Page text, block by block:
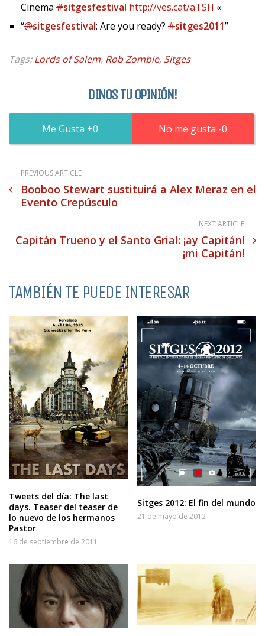
Cinema #sitgesfestival http://ves.cat/aTSH «
“@sitgesfestival: Are you ready? #sitges2011”
Tags:Lords of Salem, Rob Zombie, Sitges
DINOS TU OPINIÓN!
0 0
PREVIOUS ARTICLE
Booboo Stewart sustituirá a Alex Meraz en el
Evento Crepúsculo
NEXT ARTICLE
Capitán Trueno y el Santo Grial: ¡ay Capitán!
¡mi Capitán!
TAMBIÉN TE PUEDE INTERESAR
Tweets del día: The last
days. Teaser del teaser de
lo nuevo de los hermanos
Pastor
16 de septiembre de 2011
Sitges 2012: El fin del mundo
21 de mayo de 2012